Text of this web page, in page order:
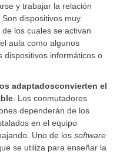
y trabajar la relación
dispositivos muy
los cuales se activan
aula como algunos
dispositivos informáticos o
adaptadosconvierten el
. Los conmutadores
dependerán de los
en el equipo
Uno de los software
se utiliza para enseñar la